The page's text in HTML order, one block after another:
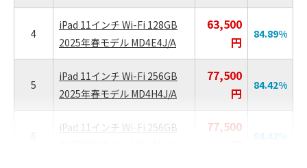
4
iPad 11インチ Wi-Fi 128GB
2025年春モデル MD4E4J/A
63,500
円
84.89%
5
iPad 11インチ Wi-Fi 256GB
2025年春モデル MD4H4J/A
77,500
円
84.42%
iPad 11インチ Wi-Fi 256GB
77,500
84.42 %